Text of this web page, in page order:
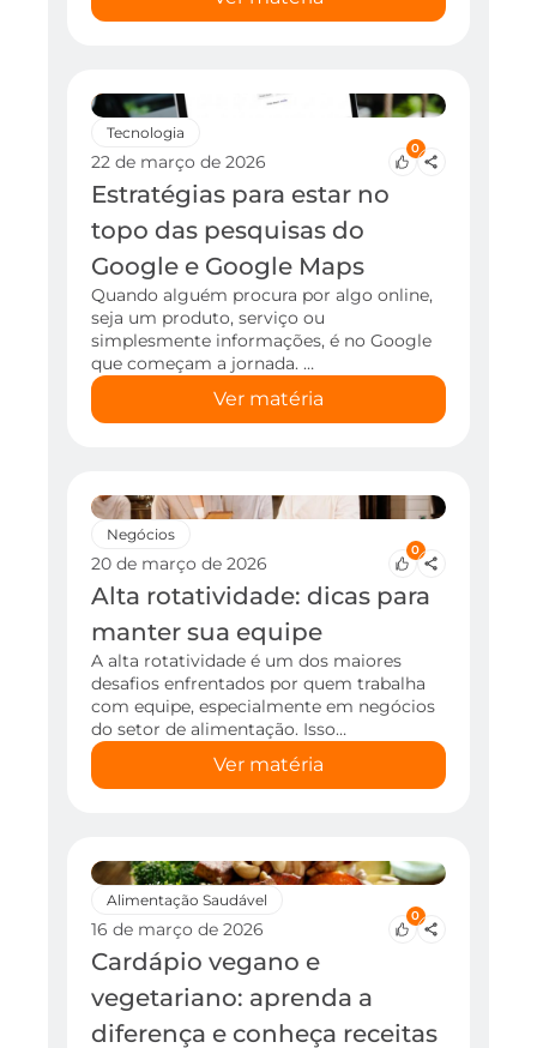
Tecnologia
22 de março de 2026
0
Estratégias para estar no
topo das pesquisas do
Google e Google Maps
Quando alguém procura por algo online,
seja um produto, serviço ou
simplesmente informações, é no Google
que começam a jornada. …
Ver matéria
Negócios
20 de março de 2026
0
Alta rotatividade: dicas para
manter sua equipe
A alta rotatividade é um dos maiores
desafios enfrentados por quem trabalha
com equipe, especialmente em negócios
do setor de alimentação. Isso…
Ver matéria
Alimentação Saudável
16 de março de 2026
0
Cardápio vegano e
vegetariano: aprenda a
diferença e conheça receitas